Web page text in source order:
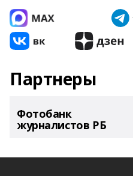
Партнеры
Фотобанк
журналистов РБ